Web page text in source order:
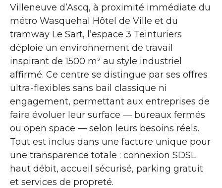
Villeneuve d’Ascq, à proximité immédiate du
métro Wasquehal Hôtel de Ville et du
tramway Le Sart, l’espace 3 Teinturiers
déploie un environnement de travail
inspirant de 1500 m² au style industriel
affirmé. Ce centre se distingue par ses offres
ultra-flexibles sans bail classique ni
engagement, permettant aux entreprises de
faire évoluer leur surface — bureaux fermés
ou open space — selon leurs besoins réels.
Tout est inclus dans une facture unique pour
une transparence totale : connexion SDSL
haut débit, accueil sécurisé, parking gratuit
et services de propreté.